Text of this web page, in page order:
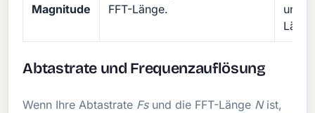
Magnitude
FFT-Länge.
Abtastrate und Frequenzauflösung
Wenn Ihre Abtastrate Fsund die FFT-Länge Nist,